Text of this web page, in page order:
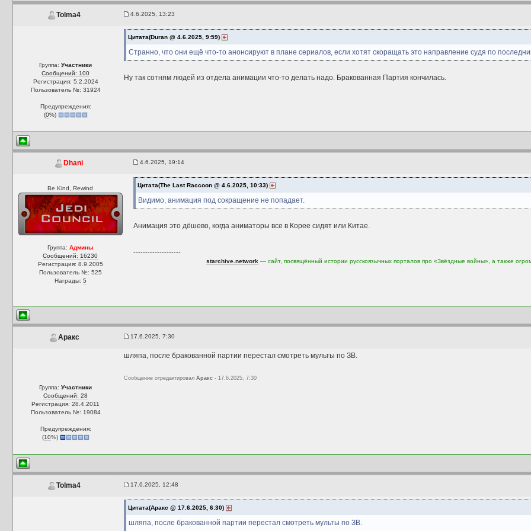
Tolma4 4.6.2025, 13:23
Группа:Участники
Сообщений: 100
Регистрация: 5.2.2024
Пользователь №: 31924
Предупреждения:
(0%)
Цитата(Duran @ 4.6.2025, 9:59)
Странно, что они ещё что-то анонсируют в плане сериалов, если хотят скоращать это направление судя по
Ну так сотням людей из отдела анимации что-то делать надо. Бракованная Партия кончилась.
Dhani 4.6.2025, 19:14
Be Kind, Rewind
Группа: Админы
Сообщений: 16230
Регистрация: 8.9.2005
Пользователь №: 525
Награды: 5
Цитата(The Last Raccoon @ 4.6.2025, 10:33)
Видимо, анимация под сокращение не попадает.
Анимация это дёшево, когда аниматоры все в Корее сидят или Китае.
--------------------
starchive.network — сайт, посвящённый истории русскоязычных порталов про «Звёздные войны», а также
Аракс 17.6.2025, 7:30
Группа:Участники
Сообщений: 28
Регистрация: 28.4.2011
Пользователь №: 19084
Предупреждения:
(10%)
шляпа, после бракованной партии перестал смотреть мульты по ЗВ.
Сообщение отредактировал Аракс- 17.6.2025, 7:30
Tolma4 17.6.2025, 12:48
Цитата(Аракс @ 17.6.2025, 6:30)
шляпа, после бракованной партии перестал смотреть мульты по ЗВ.